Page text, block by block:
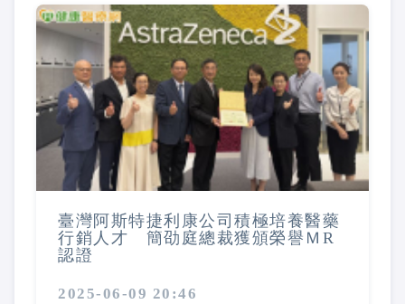
臺灣阿斯特捷利康公司積極培養醫藥
行銷人才 簡劭庭總裁獲頒榮譽ＭR
認證
2025-06-09 20:46